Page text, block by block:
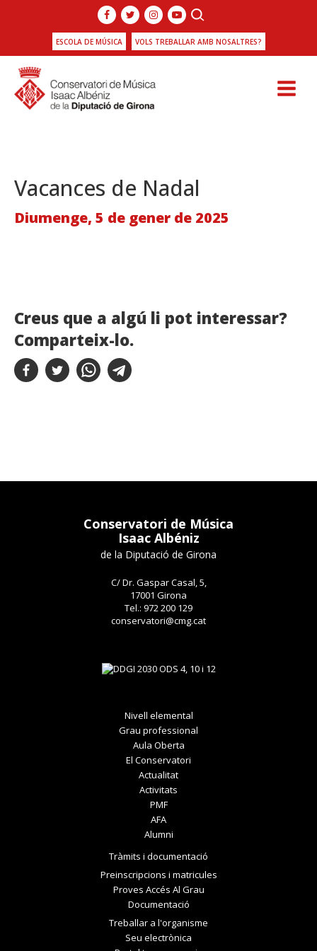
ESCOLA DE MÚSICA VOLS TREBALLAR AMB NOSALTRES?
Vacances de Nadal
Diumenge, 5 de gener de 2025
Creus que a algú li pot interessar?
Comparteix-lo.
Conservatori de Música
Isaac Albéniz
de la Diputació de Girona
C/ Dr. Gaspar Casal, 5,
17001 Girona
Tel.: 972 200 129
conservatori@cmg.cat
Nivell elemental
Grau professional
Aula Oberta
El Conservatori
Actualitat
Activitats
PMF
AFA
Alumni
Tràmits i documentació
Preinscripcions i matricules
Proves Accés Al Grau
Documentació
Treballar a l'organisme
Seu electrònica